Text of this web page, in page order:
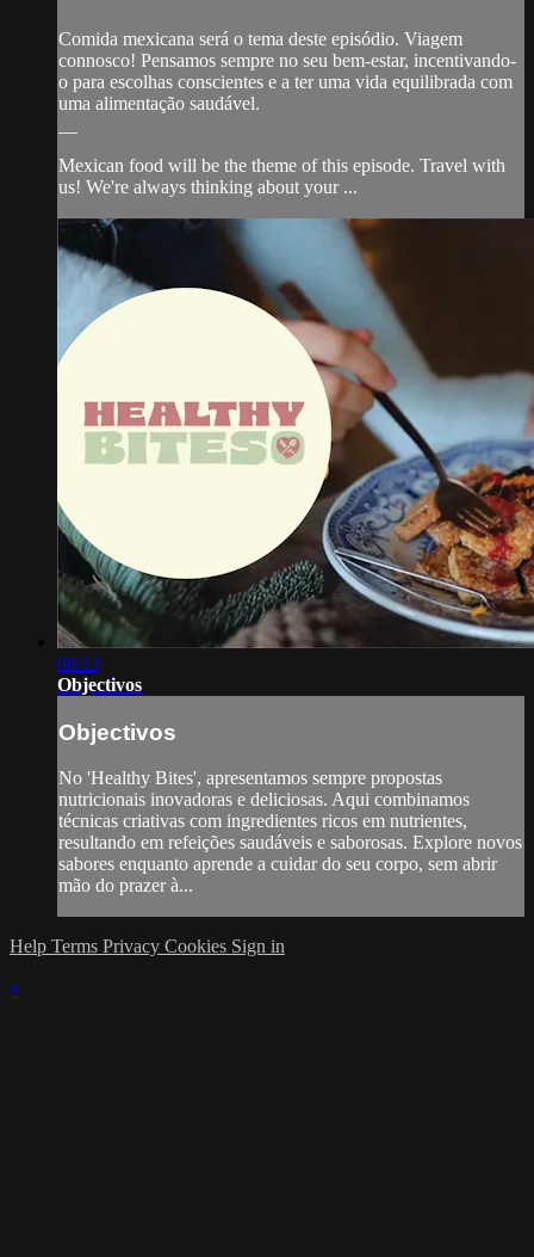
Comida mexicana será o tema deste episódio. Viagem
connosco! Pensamos sempre no seu bem-estar, incentivando-
o para escolhas conscientes e a ter uma vida equilibrada com
uma alimentação saudável.
Mexican food will be the theme of this episode. Travel with
us! We're always thinking about your ...
08:13
Objectivos
Objectivos
No 'Healthy Bites', apresentamos sempre propostas
nutricionais inovadoras e deliciosas. Aqui combinamos
técnicas criativas com ingredientes ricos em nutrientes,
resultando em refeições saudáveis e saborosas. Explore novos
sabores enquanto aprende a cuidar do seu corpo, sem abrir
mão do prazer à...
Help Terms Privacy Cookies Sign in
×